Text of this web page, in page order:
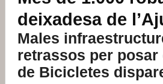
deixadesa de
Males
retrassos per
de Bicicletes